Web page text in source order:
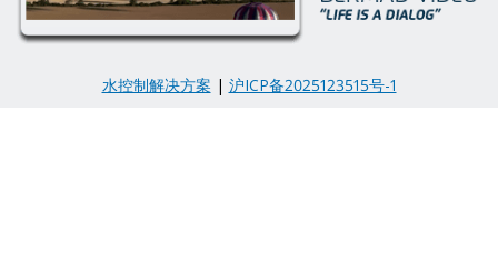
水控制解决方案 | 沪ICP备2025123515号-1